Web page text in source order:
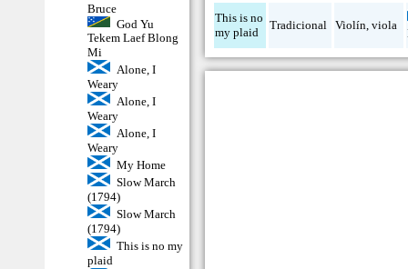
Bruce
God Yu
Tekem Laef Blong
Mi
Alone, I
Weary
Alone, I
Weary
Alone, I
Weary
My Home
Slow March
(1794)
Slow March
(1794)
This is no my
plaid
This is no
my plaid
Tradicional Violín,viola